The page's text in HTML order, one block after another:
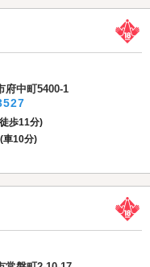
府中町5400-1
歩11分)
(車10分)